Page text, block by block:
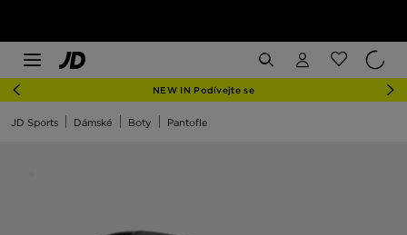
NEW IN Podívejte se
JD Sports Dámské Boty Pantofle